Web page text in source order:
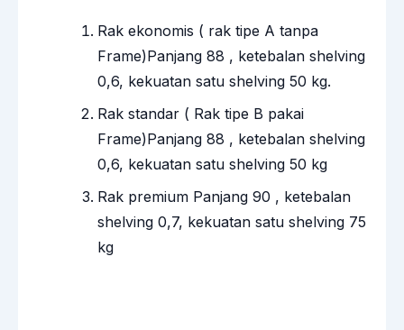
Rak ekonomis ( rak tipe A tanpa
Frame)Panjang 88 , ketebalan shelving
0,6, kekuatan satu shelving 50 kg.
Rak standar ( Rak tipe B pakai
Frame)Panjang 88 , ketebalan shelving
0,6, kekuatan satu shelving 50 kg
Rak premium Panjang 90 , ketebalan
shelving 0,7, kekuatan satu shelving 75
kg